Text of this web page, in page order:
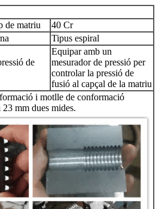
de matriu
40 Cr
Tipus espiral
de
Equipar amb un
mesurador de pressió per
controlar la pressió de
fusió al capçal de la matriu
i motlle de conformació
23 mm dues mides.